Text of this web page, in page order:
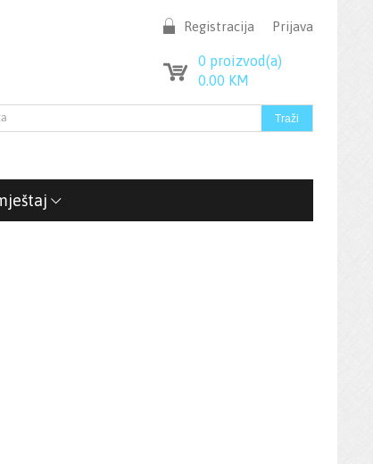
Prijava
Registracija
0 proizvod(a)
0.00 KM